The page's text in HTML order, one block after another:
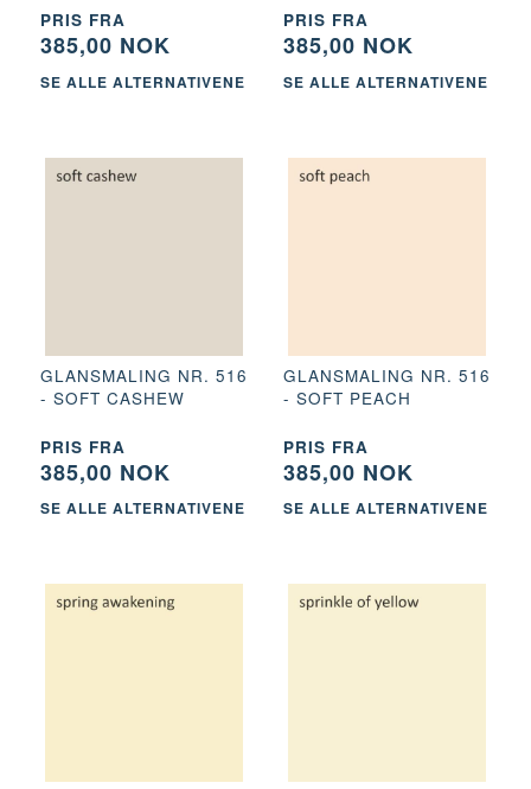
PRIS FRA
385,00 NOK
SE ALLE ALTERNATIVENE
PRIS FRA
385,00 NOK
SE ALLE ALTERNATIVENE
GLANSMALING NR. 516
- SOFT CASHEW
PRIS FRA
385,00 NOK
SE ALLE ALTERNATIVENE
GLANSMALING NR. 516
- SOFT PEACH
PRIS FRA
385,00 NOK
SE ALLE ALTERNATIVENE